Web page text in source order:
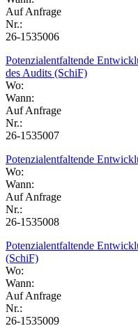
Auf Anfrage
Nr.:
26-1535006
Potenzialentfaltende
des Audits (SchiF)
Wo:
Wann:
Auf Anfrage
Nr.:
26-1535007
Potenzialentfaltende
Wo:
Wann:
Auf Anfrage
Nr.:
26-1535008
Potenzialentfaltende
(SchiF)
Wo:
Wann:
Auf Anfrage
Nr.:
26-1535009